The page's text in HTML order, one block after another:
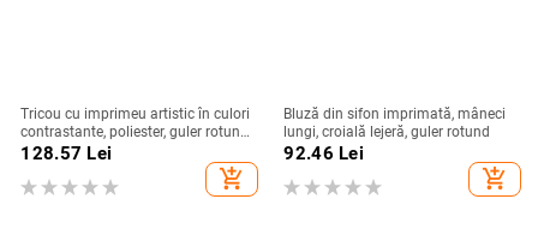
Tricou cu imprimeu artistic în culori
contrastante, poliester, guler rotund,
mâneci medii, stil urban
128.57 Lei
add_shopping_cart
Bluză din sifon imprimată, mâneci
lungi, croială lejeră, guler rotund
92.46 Lei
add_shopping_cart